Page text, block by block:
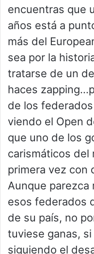
encuentras que
años está a
más del
sea por la
tratarse de un
haces
de los
viendo el Open
que uno de los
carismáticos del
primera vez con
Aunque parezca
esos federados
de su país, no
tuviese ganas,
siguiendo el